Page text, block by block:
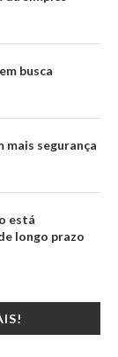
busca
mais segurança
está
longo prazo